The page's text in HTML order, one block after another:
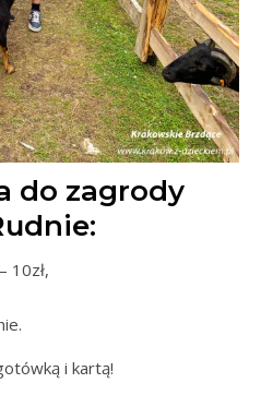
do zagrody
10zł,
i kartą!